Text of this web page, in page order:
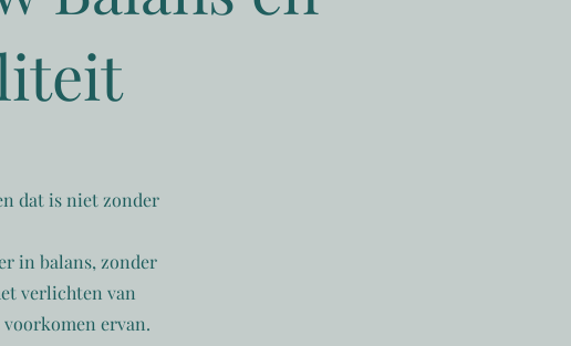
dat is niet zonder
in balans, zonder
verlichten van
ervan.